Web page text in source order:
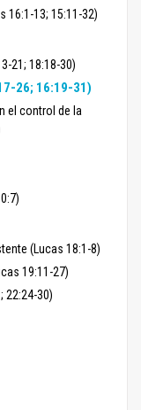
16:1-13; 15:11-32)
21; 18:18-30)
26; 16:19-31)
el control de la
(Lucas 18:1-8)
19:11-27)
22:24-30)